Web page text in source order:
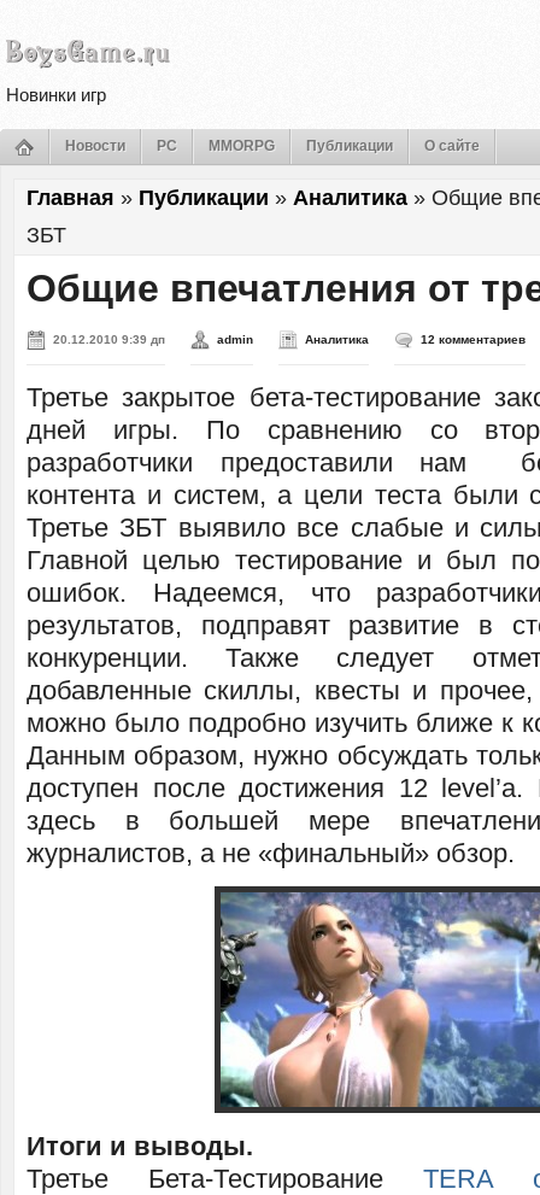
Новинки игр
Новости PC MMORPG Публикации О сайте
Главная » Публикации » Аналитика » Общие
ЗБТ
Общие впечатления от
20.12.2010 9:39 дп admin Аналитика 12 комментариев
Третье закрытое бета-тестирование
дней игры. По сравнению со
разработчики предоставили нам
контента и систем, а цели теста были
Третье ЗБТ выявило все слабые и
Главной целью тестирование и был
ошибок. Надеемся, что
результатов, подправят развитие в
конкуренции. Также следует
добавленные скиллы, квесты и
можно было подробно изучить ближе к
Данным образом, нужно обсуждать
доступен после достижения 12
здесь в большей мере
журналистов, а не «финальный» обзор.
Итоги и выводы.
Третье Бета-Тестирование TERA